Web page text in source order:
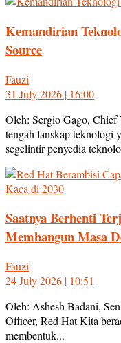
Kemandirian
Source
Fauzi
31 July 2026 | 16:00
Oleh: Sergio Gago,
tengah lanskap teknologi
segelintir penyedia
Saatnya Berhenti
Membangun Masa
Fauzi
24 July 2026 | 10:51
Oleh: Ashesh Badani,
Officer, Red Hat Kita
membentuk...